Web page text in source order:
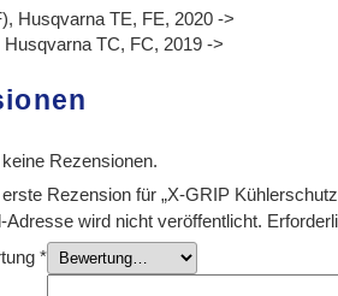
Husqvarna TE, FE, 2020 ->
TC, FC, 2019 ->
Rezensionen.
Rezension für „X-GRIP
Adresse wird nicht veröffentlicht.
*